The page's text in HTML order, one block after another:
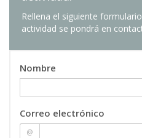
Rellena el siguiente
actividad se pondrá en
Nombre
Correo electrónico
@